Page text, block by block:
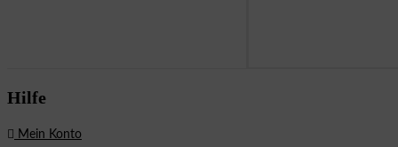
Hilfe
Mein Konto